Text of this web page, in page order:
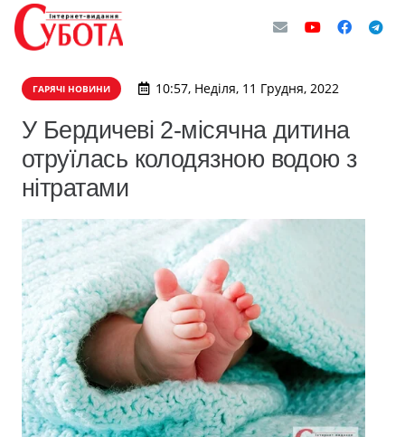
ГАРЯЧІ НОВИНИ 10:57, Неділя, 11 Грудня, 2022
У Бердичеві 2-місячна дитина
отруїлась колодязною водою з
нітратами